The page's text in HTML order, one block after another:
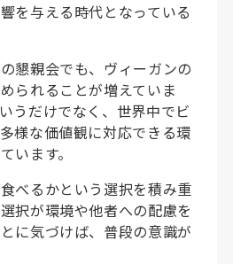
を与える時代となっている
懇親会でも、ヴィーガンの
られることが増えていま
うだけでなく、世界中でビ
様な価値観に対応できる環
います。
べるかという選択を積み重
択が環境や他者への配慮を
に気づけば、普段の意識が